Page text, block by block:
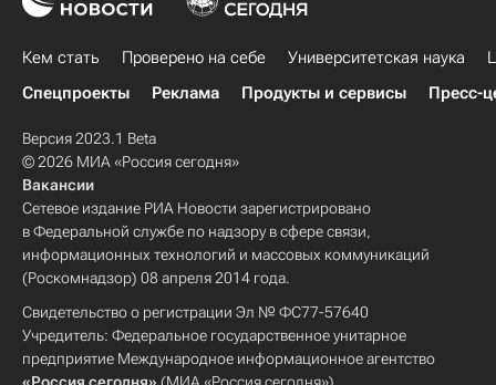
Кем стать Проверено на себе Университетская наука
Спецпроекты
Реклама Продукты и сервисы Пресс-
Версия 2023.1 Beta
© 2026 МИА «Россия сегодня»
Вакансии
Сетевое издание РИА Новости зарегистрировано
в Федеральной службе по надзору в сфере связи,
информационных технологий и массовых коммуникаций
(Роскомнадзор) 08 апреля 2014 года.
Свидетельство о регистрации Эл № ФС77-57640
Учредитель: Федеральное государственное унитарное
предприятие Международное информационное агентство